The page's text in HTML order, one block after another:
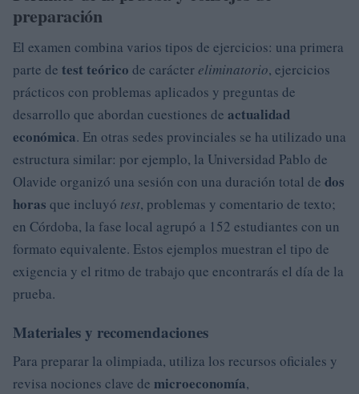
preparación
El examen combina varios tipos de ejercicios: una primera
parte de test teórico de caráctereliminatorio, ejercicios
prácticos con problemas aplicados y preguntas de
desarrollo que abordan cuestiones de actualidad
económica. En otras sedes provinciales se ha utilizado una
estructura similar: por ejemplo, la Universidad Pablo de
Olavide organizó una sesión con una duración total de dos
horas que incluyó test, problemas y comentario de texto;
en Córdoba, la fase local agrupó a 152 estudiantes con un
formato equivalente. Estos ejemplos muestran el tipo de
exigencia y el ritmo de trabajo que encontrarás el día de la
prueba.
Materiales y recomendaciones
Para preparar la olimpiada, utiliza los recursos oficiales y
revisa nociones clave de microeconomía,